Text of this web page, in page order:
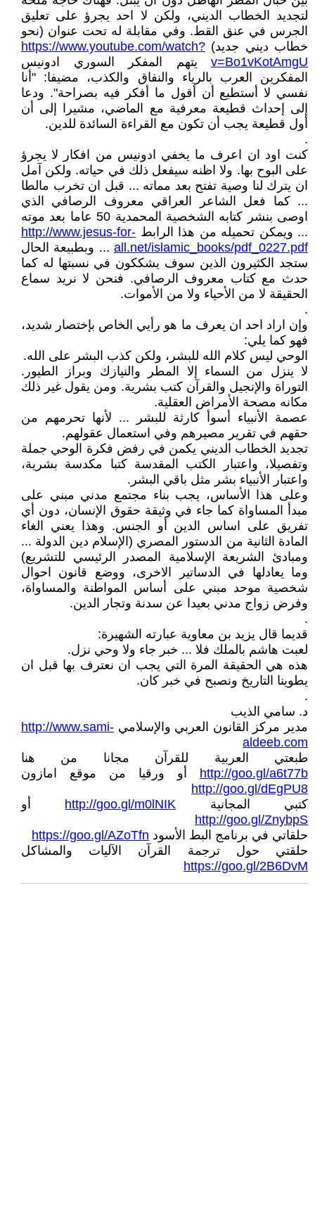
لتجديد الخطاب الديني، ولكن لا احد يجرؤ على تعليق
الجرس في عنق القط. وفي مقابلة له تحت عنوان (نحو
خطاب ديني جديد) https://www.youtube.com/watch?
v=Bo1vKotAmgU يتهم المفكر السوري ادونيس
المفكرين العرب بالرياء والنفاق والكذب، مضيفا: "أنا
نفسي لا أستطيع أن أقول ما أفكر فيه بصراحة". ودعا
إلى إحداث قطيعة معرفية مع الماضي، مشيرا إلى أن
أول قطيعة يجب أن تكون مع القراءة السائدة للدين.
.
كنت اود ان اعرف ما يخفي ادونيس من افكار لا يجرؤ
على البوح بها. ولا اظنه سيفعل ذلك في حياته. ولكن آمل
ان يترك لنا وصية تفتح بعد مماته ... قبل ان تخرب مالطا
... كما فعل الشاعر العراقي معروف الرصافي الذي
اوصى بنشر كتابه الشخصية المحمدية 50 عاما بعد موته
... ويمكن تحميله من هذا الرابط http://www.jesus-for-
all.net/islamic_books/pdf_0227.pdf ... وبطبيعة الحال
ستجد الكثيرون الذين سوف يشككون في نسبتها له كما
حدث مع كتاب معروف الرصافي. فنحن لا نريد سماع
الحقيقة لا من الأحياء ولا من الأموات.
.
وإن اراد احد ان يعرف ما هو رأيي الخاص بإختصار شديد،
فهو كما يلي:
الوحي ليس كلام الله للبشر، ولكن كذب البشر على الله.
لا ينزل من السماء إلا المطر والنيازك وبراز الطيور.
التوراة والإنجيل والقرآن كتب بشرية. ومن يقول غير ذلك
مكانه مصحة الأمراض العقلية.
عصمة الأنبياء أسوأ كارثة للبشر ... لأنها تحرمهم من
حقهم في تقرير مصيرهم وفي استعمال عقولهم.
تجديد الخطاب الديني يكمن في رفض فكرة الوحي جملة
وتفصيلا، واعتبار الكتب المقدسة كتبا مكدسة بشرية،
واعتبار الأنبياء بشر مثل باقي البشر.
وعلى هذا الأساس، يجب بناء مجتمع مدني مبني على
مبدأ المساواة كما جاء في وثيقة حقوق الإنسان، دون أي
تفريق على اساس الدين أو الجنس. وهذا يعني الغاء
المادة الثانية من الدستور المصري (الإسلام دين الدولة ...
ومبادئ الشريعة الإسلامية المصدر الرئيسي للتشريع)
وما يعادلها في الدساتير الاخرى، ووضع قانون احوال
شخصية موحد مبني على أساس المواطنة والمساواة،
وفرض زواج مدني بعيدا عن سدنة وتجار الدين.
.
قديما قال يزيد بن معاوية عبارته الشهيرة:
لعبت هاشم بالملك فلا ... خبر جاء ولا وحي نزل.
هذه هي الحقيقة المرة التي يجب ان نعترف بها قبل ان
يطوينا التاريخ ونصبح في خبر كان.
.
د. سامي الذيب
مدير مركز القانون العربي والإسلامي http://www.sami-
aldeeb.com
طبعتي العربية للقرآن مجانا من هنا
http://goo.gl/a6t77b أو ورقيا من موقع امازون
http://goo.gl/dEgPU8
كتبي المجانية http://goo.gl/m0lNIK أو
http://goo.gl/ZnybpS
حلقاتي في برنامج البط الأسود https://goo.gl/AZoTfn
حلقتي حول ترجمة القرآن الآليات والمشاكل
https://goo.gl/2B6DvM